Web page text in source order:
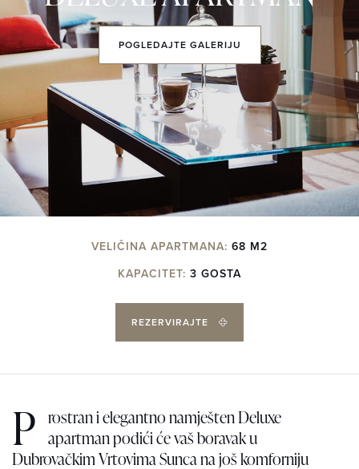
POGLEDAJTE GALERIJU
VELIČINA APARTMANA: 68 M2
KAPACITET: 3 GOSTA
REZERVIRAJTE
P rostran i elegantno namješten Deluxe
apartman podići će vaš boravak u
Dubrovačkim Vrtovima Sunca na još komforniju